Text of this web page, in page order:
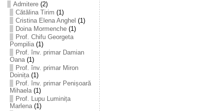
Admitere(2)
Cătălina Tirim (1)
Cristina Elena Anghel (1)
Doina Mormenche(1)
Prof. Chifu Georgeta
Pompilia(1)
Prof. înv. primar Damian
Oana(1)
Prof. înv. primar Miron
Doinița(1)
Prof. înv. primar Penișoară
Mihaela(1)
Prof. Lupu Luminița
Marlena(1)